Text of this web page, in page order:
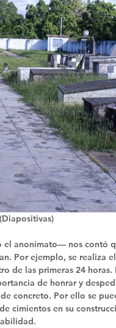
anonimato— nos contó
Por ejemplo, se realiza
de las primeras 24
de honrar y
concreto. Por ello se
cimientos en su